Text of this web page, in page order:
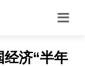
经济“半年